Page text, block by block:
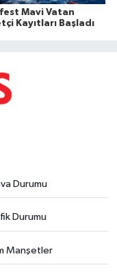
Mavi Vatan
Kayıtları Başladı
Durumu
Durumu
Manşetler